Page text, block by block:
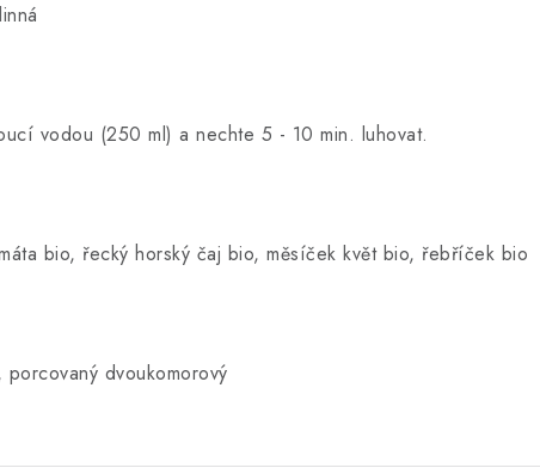
vodou (250 ml) a nechte 5 - 10 min. luhovat.
bio, řecký horský čaj bio, měsíček květ bio, řebříček bio
porcovaný dvoukomorový